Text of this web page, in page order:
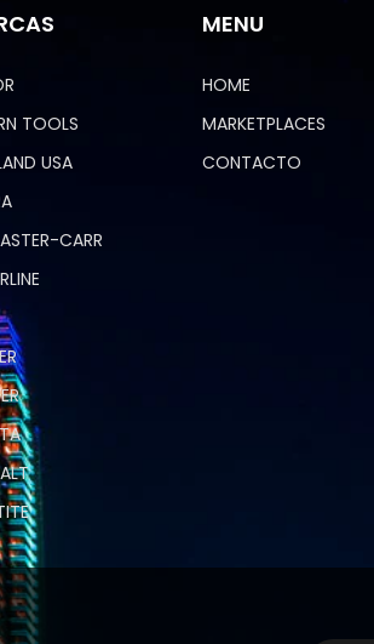
TOOLS
USA
CARR
MENU
HOME
MARKETPLACES
CONTACTO